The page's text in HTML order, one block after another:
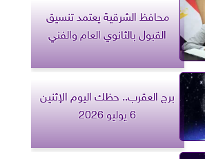
محافظ الشرقية يعتمد تنسيق
القبول بالثانوي العام والفني
برج العقرب.. حظك اليوم الإثنين
6 يوليو 2026